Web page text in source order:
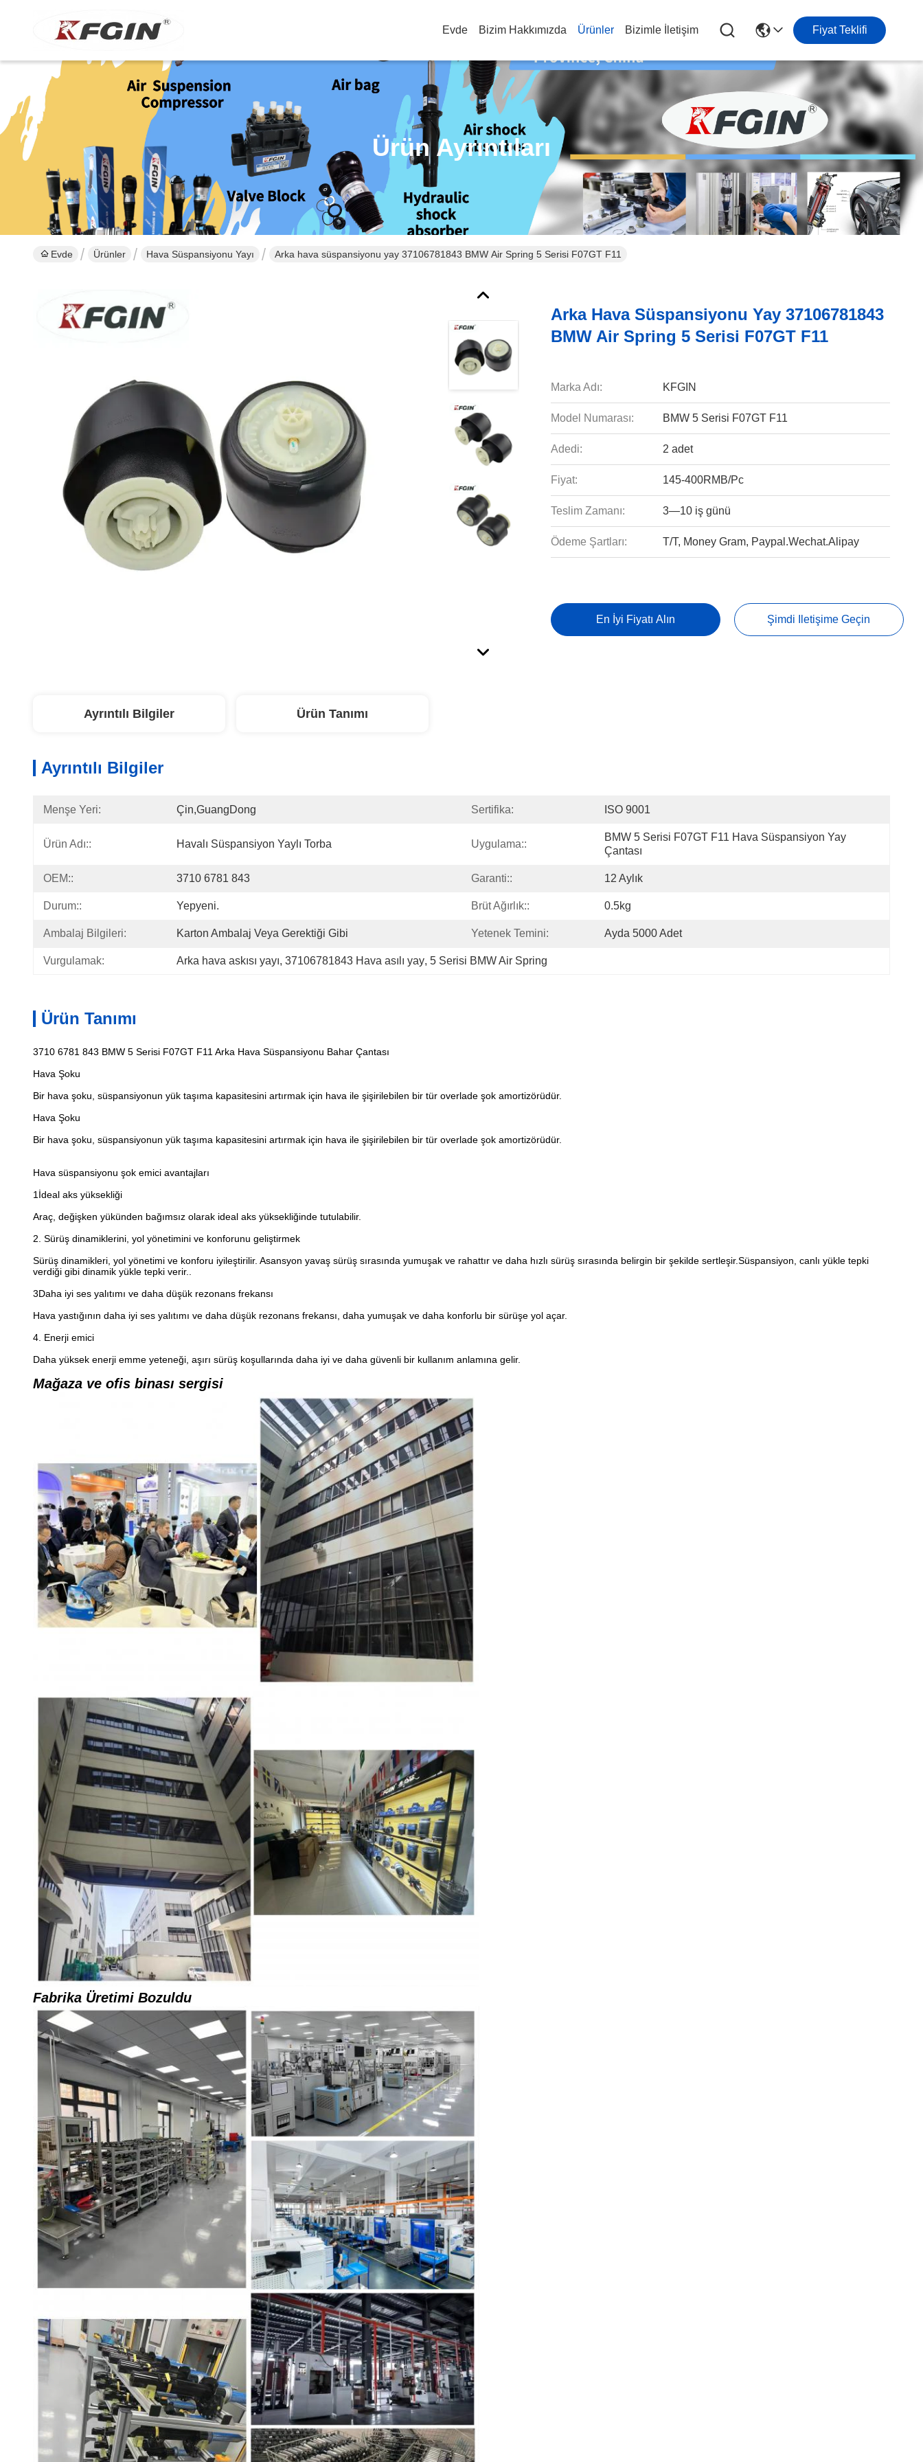
Evde Bizim Hakkımızda Ürünler Bizimle İletişim Fiyat Teklifi
Ürün Ayrıntıları
Evde Ürünler Hava Süspansiyonu Yayı Arka hava süspansiyonu yay 37106781843 BMW Air Spring 5 Serisi F07GT F11
Arka Hava Süspansiyonu Yay 37106781843
BMW Air Spring 5 Serisi F07GT F11
Marka Adı: KFGIN
Model Numarası: BMW 5 Serisi F07GT F11
Adedi: 2 adet
Fiyat: 145-400RMB/Pc
Teslim Zamanı: 3—10 iş günü
Ödeme Şartları: T/T, Money Gram, Paypal.Wechat.Alipay
En İyi Fiyatı Alın Şimdi Iletişime Geçin
Ayrıntılı Bilgiler Ürün Tanımı
Ayrıntılı Bilgiler
Menşe Yeri: Çin,GuangDong Sertifika: ISO 9001
Ürün Adı:: Havalı Süspansiyon Yaylı Torba Uygulama::
BMW 5 Serisi F07GT F11 Hava Süspansiyon Yay
Çantası
OEM:: 3710 6781 843 Garanti:: 12 Aylık
Durum:: Yepyeni. Brüt Ağırlık:: 0.5kg
Ambalaj Bilgileri: Karton Ambalaj Veya Gerektiği Gibi Yetenek Temini: Ayda 5000 Adet
Vurgulamak: Arka hava askısı yayı, 37106781843 Hava asılı yay, 5 Serisi BMW Air Spring
Ürün Tanımı
3710 6781 843 BMW 5 Serisi F07GT F11 Arka Hava Süspansiyonu Bahar Çantası
Hava Şoku
Bir hava şoku, süspansiyonun yük taşıma kapasitesini artırmak için hava ile şişirilebilen bir tür overlade şok amortizörüdür.
Hava Şoku
Bir hava şoku, süspansiyonun yük taşıma kapasitesini artırmak için hava ile şişirilebilen bir tür overlade şok amortizörüdür.
Hava süspansiyonu şok emici avantajları
1İdeal aks yüksekliği
Araç, değişken yükünden bağımsız olarak ideal aks yüksekliğinde tutulabilir.
2. Sürüş dinamiklerini, yol yönetimini ve konforunu geliştirmek
Sürüş dinamikleri, yol yönetimi ve konforu iyileştirilir. Asansyon yavaş sürüş sırasında yumuşak ve rahattır ve daha hızlı sürüş sırasında belirgin bir şekilde sertleşir.Süspansiyon, canlı yükle tepki
verdiği gibi dinamik yükle tepki verir..
3Daha iyi ses yalıtımı ve daha düşük rezonans frekansı
Hava yastığının daha iyi ses yalıtımı ve daha düşük rezonans frekansı, daha yumuşak ve daha konforlu bir sürüşe yol açar.
4. Enerji emici
Daha yüksek enerji emme yeteneği, aşırı sürüş koşullarında daha iyi ve daha güvenli bir kullanım anlamına gelir.
Mağaza ve ofis binası sergisi
Fabrika Üretimi Bozuldu